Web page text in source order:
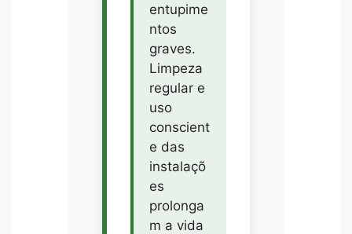
entupime
ntos
graves.
Limpeza
regular e
uso
conscient
e das
instalaçõ
es
prolonga
m a vida